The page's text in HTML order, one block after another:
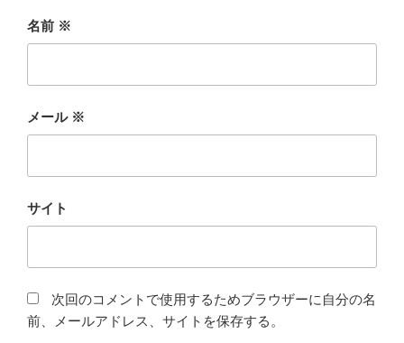
名前 ※
メール ※
サイト
次回のコメントで使用するためブラウザーに自分の名
前、メールアドレス、サイトを保存する。